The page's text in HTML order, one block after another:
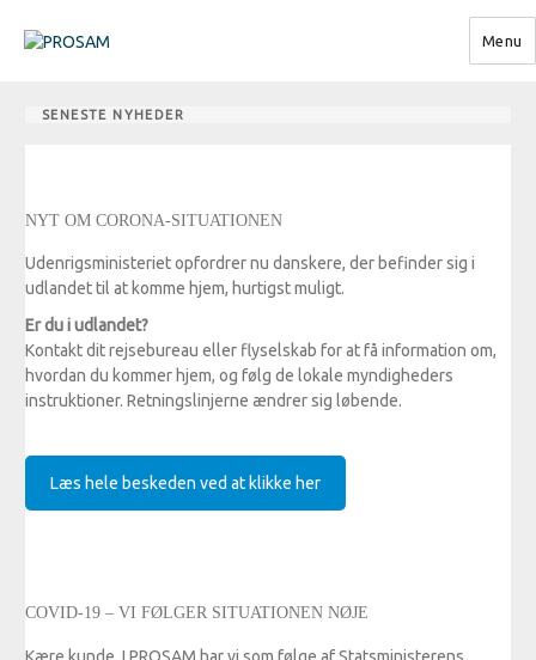
Menu
SENESTE NYHEDER
NYT OM CORONA-SITUATIONEN
Udenrigsministeriet opfordrer nu danskere, der befinder sig i
udlandet til at komme hjem, hurtigst muligt.
Er du i udlandet?
Kontakt dit rejsebureau eller flyselskab for at få information om,
hvordan du kommer hjem, og følg de lokale myndigheders
instruktioner. Retningslinjerne ændrer sig løbende.
Læs hele beskeden ved at klikke her
COVID-19 – VI FØLGER SITUATIONEN NØJE
Kære kunde. I PROSAM har vi som følge af Statsministerens